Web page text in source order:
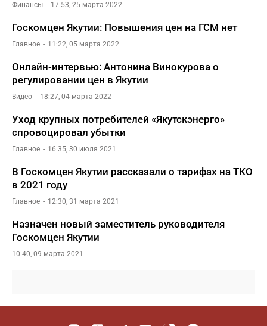
Финансы 17:53, 25 марта 2022
Госкомцен Якутии: Повышения цен на ГСМ нет
Главное 11:22, 05 марта 2022
Онлайн-интервью: Антонина Винокурова о
регулировании цен в Якутии
Видео 18:27, 04 марта 2022
Уход крупных потребителей «Якутскэнерго»
спровоцировал убытки
Главное 16:35, 30 июля 2021
В Госкомцен Якутии рассказали о тарифах на ТКО
в 2021 году
Главное 12:30, 31 марта 2021
Назначен новый заместитель руководителя
Госкомцен Якутии
10:40, 09 марта 2021